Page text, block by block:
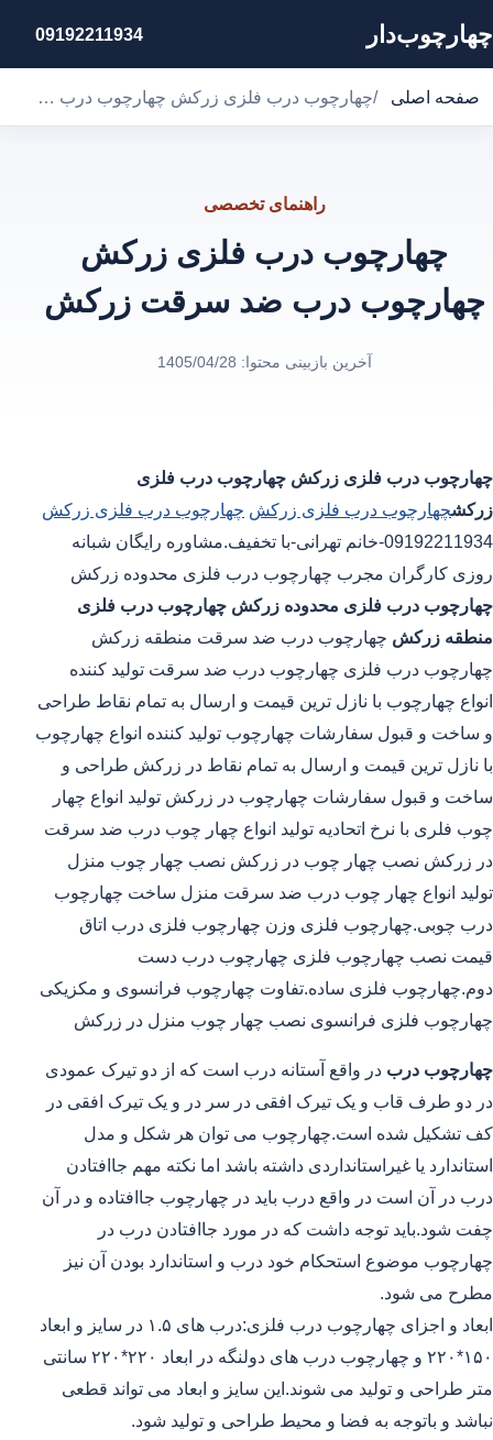
چهارچوب‌دار 09192211934
صفحه اصلی / چهارچوب درب فلزی زرکش چهارچوب درب ضد سرقت زرکش
راهنمای تخصصی
چهارچوب درب فلزی زرکش
چهارچوب درب ضد سرقت زرکش
آخرین بازبینی محتوا: 1405/04/28
چهارچوب درب فلزی زرکش چهارچوب درب فلزی
زرکشچهارچوب درب فلزی زرکش چهارچوب درب فلزی زرکش
09192211934-خانم تهرانی-با تخفیف.مشاوره رایگان شبانه
روزی کارگران مجرب چهارچوب درب فلزی محدوده زرکش
چهارچوب درب فلزی محدوده زرکش چهارچوب درب فلزی
منطقه زرکش چهارچوب درب ضد سرقت منطقه زرکش
چهارچوب درب فلزی چهارچوب درب ضد سرقت تولید کننده
انواع چهارچوب با نازل ترین قیمت و ارسال به تمام نقاط طراحی
و ساخت و قبول سفارشات چهارچوب تولید کننده انواع چهارچوب
با نازل ترین قیمت و ارسال به تمام نقاط در زرکش طراحی و
ساخت و قبول سفارشات چهارچوب در زرکش تولید انواع چهار
چوب فلری با نرخ اتحادیه تولید انواع چهار چوب درب ضد سرقت
در زرکش نصب چهار چوب در زرکش نصب چهار چوب منزل
تولید انواع چهار چوب درب ضد سرقت منزل ساخت چهارچوب
درب چوبی.چهارچوب فلزی وزن چهارچوب فلزی درب اتاق
قیمت نصب چهارچوب فلزی چهارچوب درب دست
دوم.چهارچوب فلزی ساده.تفاوت چهارچوب فرانسوی و مکزیکی
چهارچوب فلزی فرانسوی نصب چهار چوب منزل در زرکش
چهارچوب درب در واقع آستانه درب است که از دو تیرک عمودی
در دو طرف قاب و یک تیرک افقی در سر در و یک تیرک افقی در
کف تشکیل شده است.چهارچوب می توان هر شکل و مدل
استاندارد یا غیراستانداردی داشته باشد اما نکته مهم جاافتادن
درب در آن است در واقع درب باید در چهارچوب جاافتاده و در آن
چفت شود.باید توجه داشت که در مورد جاافتادن درب در
چهارچوب موضوع استحکام خود درب و استاندارد بودن آن نیز
مطرح می شود.
ابعاد و اجزای چهارچوب درب فلزی:درب های ۱.۵ در سایز و ابعاد
۱۵۰*۲۲۰ و چهارچوب درب های دولنگه در ابعاد ۲۲۰*۲۲۰ سانتی
متر طراحی و تولید می شوند.این سایز و ابعاد می تواند قطعی
نباشد و باتوجه به فضا و محیط طراحی و تولید شود.